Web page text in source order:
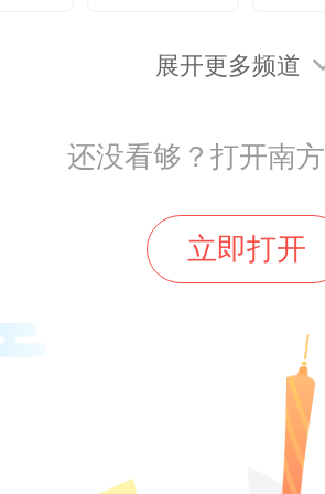
军父母的遗像，二人
屋内木桌木椅配青
还原出叶家旧时的生
展开更多频道
还没看够？打开南
立即打开